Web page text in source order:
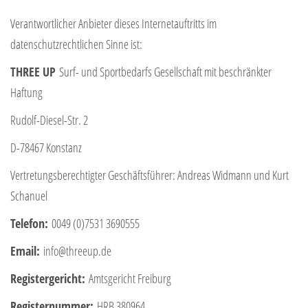
Verantwortlicher Anbieter dieses Internetauftritts im
datenschutzrechtlichen Sinne ist:
THREE UP Surf- und Sportbedarfs Gesellschaft mit beschränkter
Haftung
Rudolf-Diesel-Str. 2
D-78467 Konstanz
Vertretungsberechtigter Geschäftsführer: Andreas Widmann und Kurt
Schanuel
Telefon: 0049 (0)7531 3690555
Email: info@threeup.de
Registergericht: Amtsgericht Freiburg